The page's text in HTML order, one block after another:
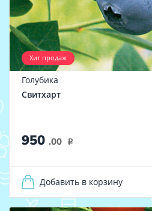
Хит продаж
Голубика
Свитхарт
950 .00 i
Добавить в корзину